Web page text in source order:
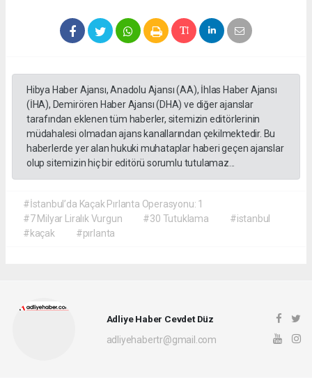
Hibya Haber Ajansı, Anadolu Ajansı (AA), İhlas Haber Ajansı
(İHA), Demirören Haber Ajansı (DHA) ve diğer ajanslar
tarafından eklenen tüm haberler, sitemizin editörlerinin
müdahalesi olmadan ajans kanallarından çekilmektedir. Bu
haberlerde yer alan hukuki muhataplar haberi geçen ajanslar
olup sitemizin hiç bir editörü sorumlu tutulamaz...
#İstanbul’da Kaçak Pırlanta Operasyonu: 1
#7 Milyar Liralık Vurgun
#30 Tutuklama
#istanbul
#kaçak
#pırlanta
Adliye Haber Cevdet Düz
adliyehabertr@gmail.com